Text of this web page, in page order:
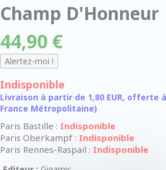
Champ D'Honneur
44,90 €
Indisponible
Livraison à partir de 1,80 EUR, offerte
France Métropolitaine)
Paris Bastille : Indisponible
Paris Oberkampf : Indisponible
Paris Rennes-Raspail : Indisponible